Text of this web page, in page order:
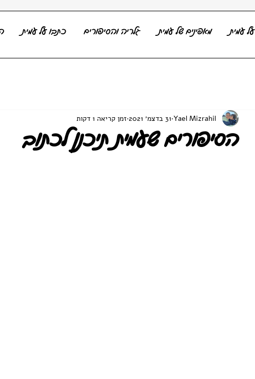
על עמית מאפינים של עמית גלריה והסיפורים כתבו על עמית
הסיפורים שעמית תיכנן לכתוב
Yael Mizrahil 31 בדצמ׳ 2021 זמן קריאה 1 דקות